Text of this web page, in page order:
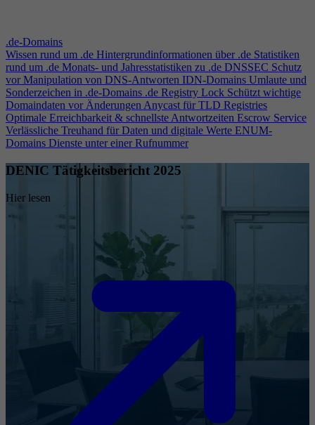
.de-Domains
Wissen rund um .de Hintergrundinformationen über .de Statistiken
rund um .de Monats- und Jahresstatistiken zu .de DNSSEC Schutz
vor Manipulation von DNS-Antworten IDN-Domains Umlaute und
Sonderzeichen in .de-Domains .de Registry Lock Schützt wichtige
Domaindaten vor ÄnderungenAnycast für TLD Registries
Optimale Erreichbarkeit & schnellste Antwortzeiten Escrow Service
Verlässliche Treuhand für Daten und digitale Werte ENUM-
Domains Dienste unter einer Rufnummer
DENIC Tätigkeitsbericht 2025
Hier lesen